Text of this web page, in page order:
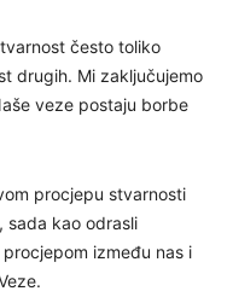
često toliko
drugih. Mi zaključujemo
veze postaju borbe
procjepu stvarnosti
sada kao odrasli
između nas i